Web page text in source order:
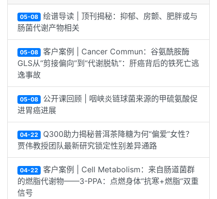
05-08 绘谱导读 | 顶刊揭秘：抑郁、房颤、肥胖或与
肠菌代谢产物相关
05-08 客户案例 | Cancer Commun：谷氨酰胺酶
GLS从“剪接偏向”到“代谢脱轨”：肝癌背后的铁死亡逃
逸事故
05-08 公开课回顾 | 咽峡炎链球菌来源的甲硫氨酸促
进胃癌进展
04-22 Q300助力揭秘普洱茶降糖为何“偏爱”女性？
贾伟教授团队最新研究锁定性别差异通路
04-22 客户案例 | Cell Metabolism：来自肠道菌群
的燃脂代谢物——3-PPA：点燃身体“抗寒+燃脂”双重
信号